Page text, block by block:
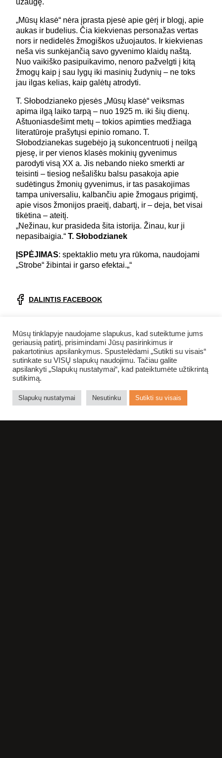
užaugę.
„Mūsų klasė“ nėra įprasta pjesė apie gėrį ir blogį, apie
aukas ir budelius. Čia kiekvienas personažas vertas
nors ir nedidelės žmogiškos užuojautos. Ir kiekvienas
neša vis sunkėjančią savo gyvenimo klaidų naštą.
Nuo vaikiško pasipuikavimo, nenoro pažvelgti į kitą
žmogų kaip į sau lygų iki masinių žudynių – ne toks
jau ilgas kelias, kaip galėtų atrodyti.
T. Słobodzianeko pjesės „Mūsų klasė“ veiksmas
apima ilgą laiko tarpą – nuo 1925 m. iki šių dienų.
Aštuoniasdešimt metų – tokios apimties medžiaga
literatūroje prašytųsi epinio romano. T.
Słobodzianekas sugebėjo ją sukoncentruoti į neilgą
pjesę, ir per vienos klasės mokinių gyvenimus
parodyti visą XX a. Jis nebando nieko smerkti ar
teisinti – tiesiog nešališku balsu pasakoja apie
sudėtingus žmonių gyvenimus, ir tas pasakojimas
tampa universaliu, kalbančiu apie žmogaus prigimtį,
apie visos žmonijos praeitį, dabartį, ir – deja, bet visai
tikėtina – ateitį.
„Nežinau, kur prasideda šita istorija. Žinau, kur ji
nepasibaigia.“ T. Słobodzianek
ĮSPĖJIMAS: spektaklio metu yra rūkoma, naudojami
„Strobe“ žibintai ir garso efektai.„“
DALINTIS FACEBOOK
GRĮŽTI ATGAL
NUOTRAUKŲ ALBUMAS
Mūsų tinklapyje naudojame slapukus, kad suteiktume jums
geriausią patirtį, prisimindami Jūsų pasirinkimus ir
pakartotinius apsilankymus. Spustelėdami „Sutikti su visais“
sutinkate su VISŲ slapukų naudojimu. Tačiau galite
apsilankyti „Slapukų nustatymai“, kad pateiktumėte užtikrintą
sutikimą.
Slapukų nustatymai Nesutinku Sutikti su visais